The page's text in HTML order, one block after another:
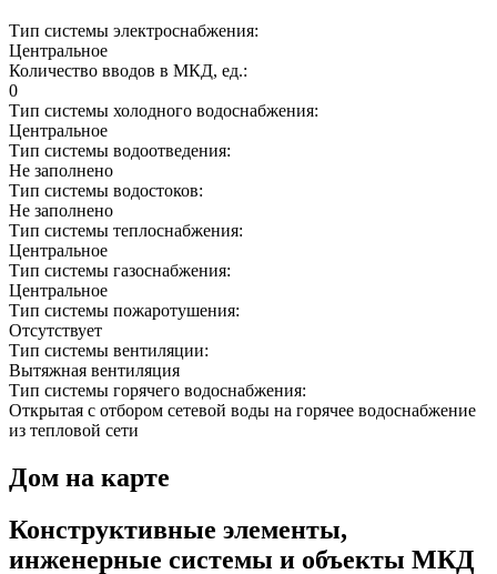
Тип системы электроснабжения:
Центральное
Количество вводов в МКД, ед.:
0
Тип системы холодного водоснабжения:
Центральное
Тип системы водоотведения:
Не заполнено
Тип системы водостоков:
Не заполнено
Тип системы теплоснабжения:
Центральное
Тип системы газоснабжения:
Центральное
Тип системы пожаротушения:
Отсутствует
Тип системы вентиляции:
Вытяжная вентиляция
Тип системы горячего водоснабжения:
Открытая с отбором сетевой воды на горячее водоснабжение
из тепловой сети
Дом на карте
Конструктивные элементы,
инженерные системы и объекты МКД